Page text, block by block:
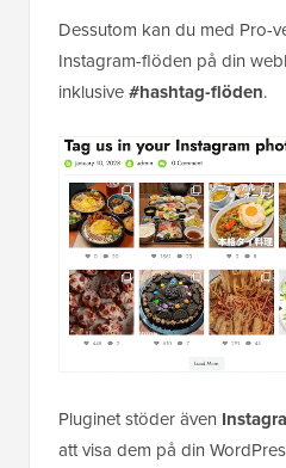
Dessutom kan du med Pro-
Instagram-flöden på din
inklusive#hashtag-flöden.
Pluginet stöder även
att visa dem på din